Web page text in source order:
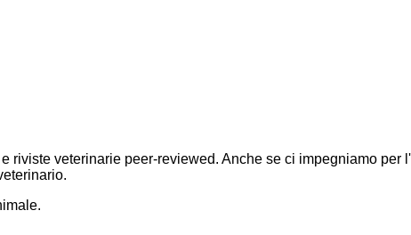
veterinarie peer-reviewed. Anche se ci impegniamo per